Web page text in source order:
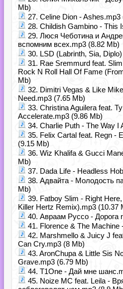
Mb)
27. Celine Dion - Ashes.mp3
28. Childish Gambino - This
29. Люся Чеботина и
вспомним всех.mp3 (8.82 Mb)
30. LSD (Labrinth, Sia,
31. Rae Sremmurd feat.
Rock N Roll Hall Of Fame
Mb)
32. Dimitri Vegas & Like
Need.mp3 (7.65 Mb)
33. Christina Aguilera feat.
Accelerate.mp3 (9.86 Mb)
34. Charlie Puth - The Way I
35. Felix Cartal feat. Regn -
(9.15 Mb)
36. Wiz Khalifa & Gucci
Mb)
37. Dada Life - Headless
38. Адвайта - Молодость
Mb)
39. Fatboy Slim - Right
Killer Hertz Remix).mp3 (10.37
40. Авраам Руссо - Дорога
41. Florence & The Machine
42. Marshmello & Juicy J
Can Cry.mp3 (8 Mb)
43. AronChupa & Little Sis
Grave.mp3 (6.79 Mb)
44. T1One - Дай мне
45. Noize MC feat. Leila -